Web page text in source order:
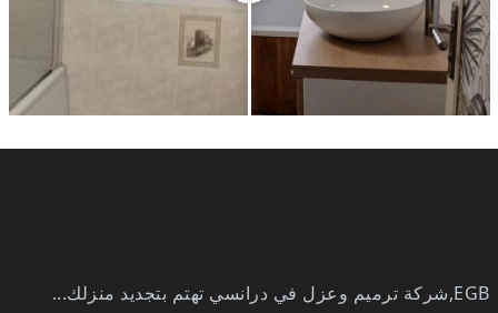
شركة ترميم وعزل في درانسيتهتم بتجديد منزلك...